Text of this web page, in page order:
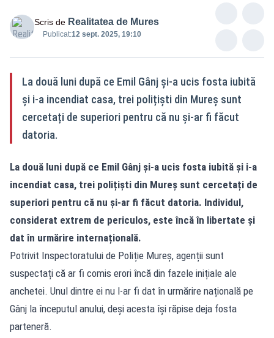
Scris de Realitatea de Mures
Publicat:12 sept. 2025, 19:10
La două luni după ce Emil Gânj și-a ucis fosta iubită
și i-a incendiat casa, trei polițiști din Mureș sunt
cercetați de superiori pentru că nu și-ar fi făcut
datoria.
La două luni după ce Emil Gânj și-a ucis fosta iubită și i-a
incendiat casa, trei polițiști din Mureș sunt cercetați de
superiori pentru că nu și-ar fi făcut datoria. Individul,
considerat extrem de periculos, este încă în libertate și
dat în urmărire internațională.
Potrivit Inspectoratului de Poliție Mureș, agenții sunt
suspectați că ar fi comis erori încă din fazele inițiale ale
anchetei. Unul dintre ei nu l-ar fi dat în urmărire națională pe
Gânj la începutul anului, deși acesta își răpise deja fosta
parteneră.